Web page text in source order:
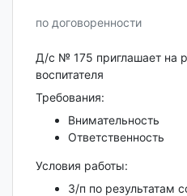
по договоренности
Д/с № 175 приглашает на
воспитателя
Требования:
Внимательность
Ответственность
Условия работы:
З/п по результатам